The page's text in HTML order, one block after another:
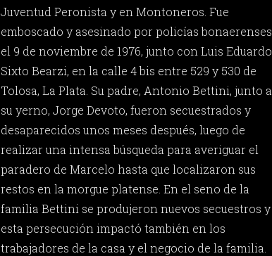
Juventud Peronista y en Montoneros. Fue
emboscado y asesinado por policías bonaerenses
el 9 de noviembre de 1976, junto con Luis Eduardo
Sixto Bearzi, en la calle 4 bis entre 529 y 530 de
Tolosa, La Plata. Su padre, Antonio Bettini, junto a
su yerno, Jorge Devoto, fueron secuestrados y
desaparecidos unos meses después, luego de
realizar una intensa búsqueda para averiguar el
paradero de Marcelo hasta que localizaron sus
restos en la morgue platense. En el seno de la
familia Bettini se produjeron nuevos secuestros y
esta persecución impactó también en los
trabajadores de la casa y el negocio de la familia.